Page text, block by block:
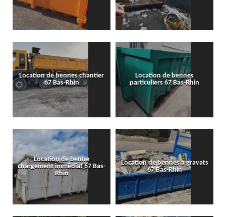
Location de bennes chantier
67 Bas-Rhin
Location de bennes
particuliers 67 Bas-Rhin
Location de benne
chargement immédiat 67 Bas-
Rhin
Location de bennes à gravats
67 Bas-Rhin